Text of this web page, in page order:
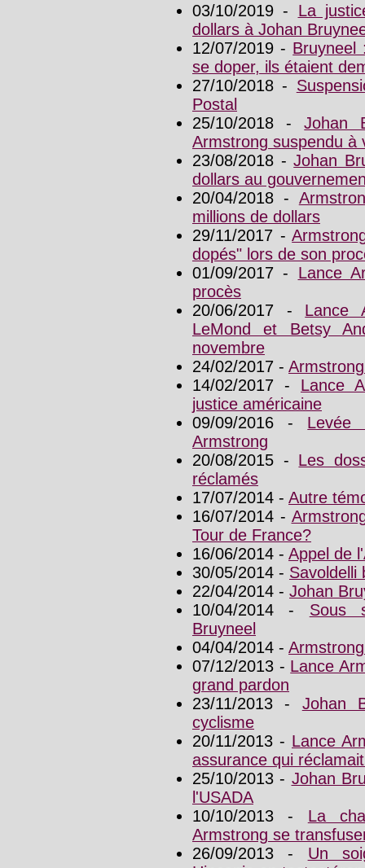
03/10/2019 - La
dollars à Johan
12/07/2019 - Bruyneel
se doper, ils étaient
27/10/2018 -
Postal
25/10/2018 -Johan
Armstrong suspendu à
23/08/2018 -Johan
dollars au
20/04/2018 -
millions de dollars
29/11/2017 -
dopés" lors de son
01/09/2017 - Lance
procès
20/06/2017 - Lance
LeMond et Betsy
novembre
24/02/2017 -
14/02/2017 - Lance
justice américaine
09/09/2016 - Levée
Armstrong
20/08/2015 - Les
réclamés
17/07/2014 - Autre
16/07/2014 -
Tour de France?
16/06/2014 - Appel de
30/05/2014 - Savoldelli
22/04/2014 - Johan
10/04/2014 - Sous
Bruyneel
04/04/2014 -
07/12/2013 - Lance
grand pardon
23/11/2013 - Johan
cyclisme
20/11/2013 - Lance
assurance qui
25/10/2013 - Johan
l'USADA
10/10/2013 - La
Armstrong se
26/09/2013 - Un